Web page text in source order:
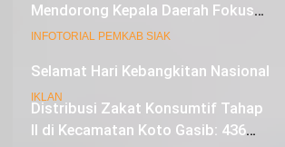
Selamat Hari Kebangkitan Nasional
IKLAN
Mendorong Kepala Daerah Fokus
pada Inflasi dan Pilkada Serentak
INFOTORIAL PEMKAB SIAK
Distribusi Zakat Konsumtif Tahap
II di Kecamatan Koto Gasib: 436